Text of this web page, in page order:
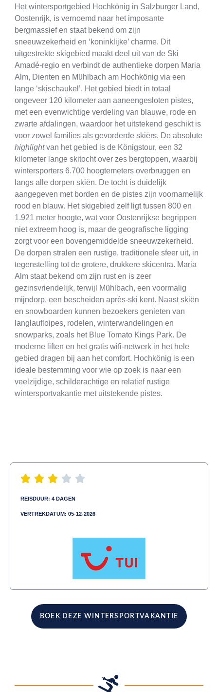
Het wintersportgebied Hochkönig in Salzburger Land,
Oostenrijk, is vernoemd naar het imposante
bergmassief en staat bekend om zijn
sneeuwzekerheid en ‘koninklijke’ charme. Dit
uitgestrekte skigebied maakt deel uit van de Ski
Amadé-regio en verbindt de authentieke dorpen Maria
Alm, Dienten en Mühlbach am Hochkönig via een
lange ‘skischaukel’. Het gebied biedt in totaal
ongeveer 120 kilometer aan aaneengesloten pistes,
met een evenwichtige verdeling van blauwe, rode en
zwarte afdalingen, waardoor het uitstekend geschikt is
voor zowel families als gevorderde skiërs. De absolute
highlightvan het gebied is de Königstour, een 32
kilometer lange skitocht over zes bergtoppen, waarbij
wintersporters 6.700 hoogtemeters overbruggen en
langs alle dorpen skiën. De tocht is duidelijk
aangegeven met borden en de pistes zijn voornamelijk
rood en blauw. Het skigebied zelf ligt tussen 800 en
1.921 meter hoogte, wat voor Oostenrijkse begrippen
niet extreem hoog is, maar de geografische ligging
zorgt voor een bovengemiddelde sneeuwzekerheid.
De dorpen stralen een rustige, traditionele sfeer uit, in
tegenstelling tot de grotere, drukkere skicentra. Maria
Alm staat bekend om zijn rust en is zeer
gezinsvriendelijk, terwijl Mühlbach, een voormalig
mijndorp, een bescheiden après-ski kent. Naast skiën
en snowboarden kunnen bezoekers genieten van
langlaufloipes, rodelen, winterwandelingen en
snowparks, zoals het Blue Tomato Kings Park. De
moderne liften en het gratis wifi-netwerk in het hele
gebied dragen bij aan het comfort. Hochkönig is een
ideale bestemming voor wie op zoek is naar een
veelzijdige, schilderachtige en relatief rustige
wintersportvakantie met uitstekende pistes.
REISDUUR: 4 DAGEN
VERTREKDATUM: 05-12-2026
BOEK DEZE WINTERSPORTVAKANTIE